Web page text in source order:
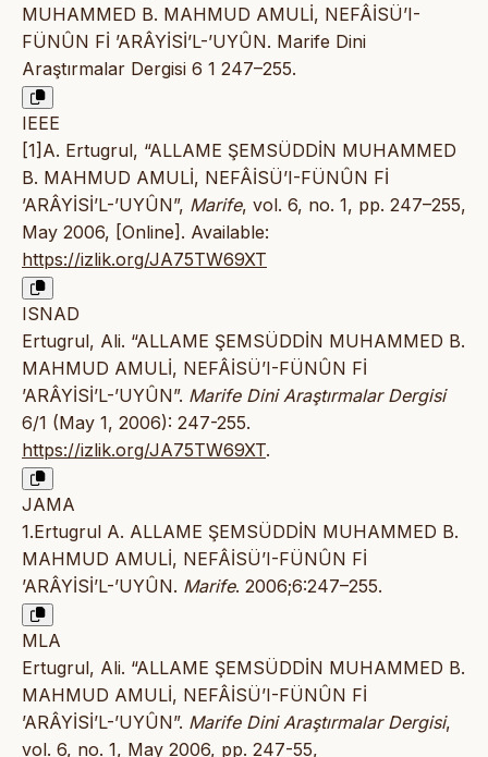
MUHAMMED B. MAHMUD AMULİ, NEFÂİSÜ’I-
FÜNÛN Fİ ’ARÂYİSİ’L-’UYÛN. Marife Dini
Araştırmalar Dergisi 6 1 247–255.
IEEE
[1]A. Ertugrul, “ALLAME ŞEMSÜDDİN MUHAMMED
B. MAHMUD AMULİ, NEFÂİSÜ’I-FÜNÛN Fİ
’ARÂYİSİ’L-’UYÛN”, Marife, vol. 6, no. 1, pp. 247–255,
May 2006, [Online]. Available:
https://izlik.org/JA75TW69XT
ISNAD
Ertugrul, Ali. “ALLAME ŞEMSÜDDİN MUHAMMED B.
MAHMUD AMULİ, NEFÂİSÜ’I-FÜNÛN Fİ
’ARÂYİSİ’L-’UYÛN”. Marife Dini Araştırmalar Dergisi
6/1 (May 1, 2006): 247-255.
https://izlik.org/JA75TW69XT.
JAMA
1.Ertugrul A. ALLAME ŞEMSÜDDİN MUHAMMED B.
MAHMUD AMULİ, NEFÂİSÜ’I-FÜNÛN Fİ
’ARÂYİSİ’L-’UYÛN. Marife. 2006;6:247–255.
MLA
Ertugrul, Ali. “ALLAME ŞEMSÜDDİN MUHAMMED B.
MAHMUD AMULİ, NEFÂİSÜ’I-FÜNÛN Fİ
’ARÂYİSİ’L-’UYÛN”. Marife Dini Araştırmalar Dergisi,
vol. 6, no. 1, May 2006, pp. 247-55,